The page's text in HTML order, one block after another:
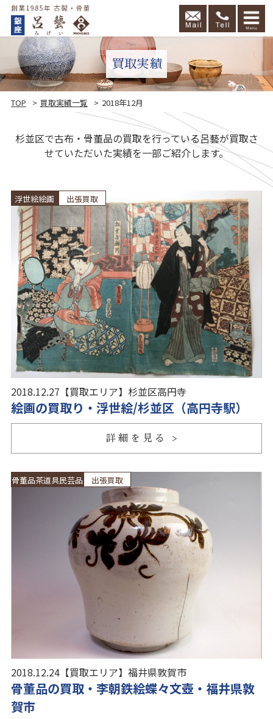
買取実績
TOP 買取実績一覧 2018年12月
杉並区で古布・骨董品の買取を行っている呂藝が買取さ
せていただいた実績を一部ご紹介します。
浮世絵絵画 出張買取
2018.12.27 【買取エリア】 杉並区高円寺
絵画の買取り・浮世絵/杉並区（高円寺駅）
詳細を見る
骨董品茶道具民芸品 出張買取
2018.12.24【買取エリア】 福井県敦賀市
骨董品の買取・李朝鉄絵蝶々文壺・福井県敦
賀市